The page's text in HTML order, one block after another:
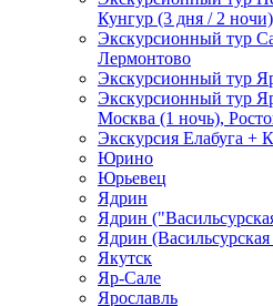
Кунгур (3 дня / 2
Экскурсионный тур
Лермонтово
Экскурсионный тур
Экскурсионный тур
Москва (1 ночь),
Экскурсия Елабуга +
Юрино
Юрьевец
Ядрин
Ядрин
Ядрин
Якутск
Яр-Сале
Ярославль